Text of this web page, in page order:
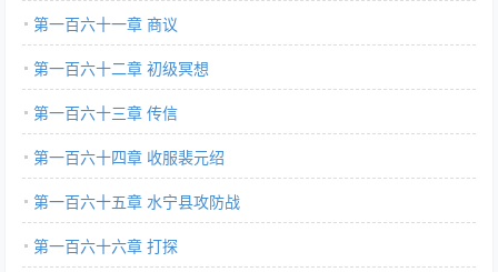
第一百六十一章 商议
第一百六十二章 初级冥想
第一百六十三章 传信
第一百六十四章 收服裴元绍
第一百六十五章 水宁县攻防战
第一百六十六章 打探